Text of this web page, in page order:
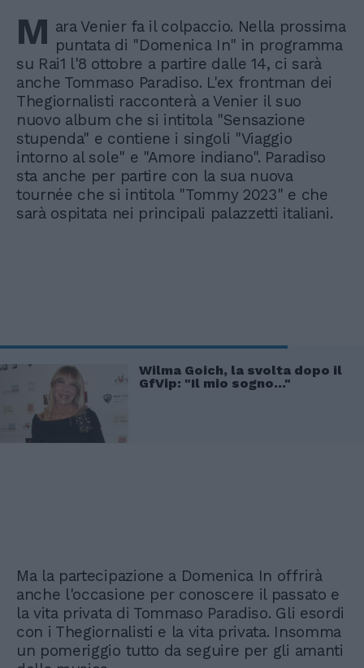
M ara Venier fa il colpaccio. Nella prossima
puntata di "Domenica In" in programma
su Rai1 l'8 ottobre a partire dalle 14, ci sarà
anche Tommaso Paradiso. L'ex frontman dei
Thegiornalisti racconterà a Venier il suo
nuovo album che si intitola "Sensazione
stupenda" e contiene i singoli "Viaggio
intorno al sole" e "Amore indiano". Paradiso
sta anche per partire con la sua nuova
tournée che si intitola "Tommy 2023" e che
sarà ospitata nei principali palazzetti italiani.
Wilma Goich, la svolta dopo il
GfVip: "Il mio sogno..."
Ma la partecipazione a Domenica In offrirà
anche l'occasione per conoscere il passato e
la vita privata di Tommaso Paradiso. Gli esordi
con i Thegiornalisti e la vita privata. Insomma
un pomeriggio tutto da seguire per gli amanti